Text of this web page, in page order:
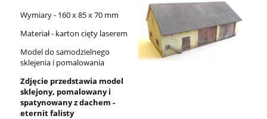
Wymiary - 160 x 85 x 70 mm
Materiał - karton cięty laserem
Model do samodzielnego
sklejenia i pomalowania
Zdjęcie przedstawia model
sklejony, pomalowany i
spatynowany z dachem -
eternit falisty